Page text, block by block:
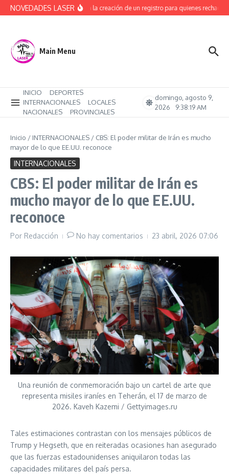
Saltar al contenido
NOVEDADES LASERAvanza la creación de un registro para quienes rechacen
Main Menu
INICIO
DEPORTES
INTERNACIONALES
LOCALES
NACIONALES
PROVINCIALES
domingo, agosto 9,
2026
9:38:19 AM
Inicio / INTERNACIONALES / CBS: El poder militar de Irán es mucho
mayor de lo que EE.UU. reconoce
INTERNACIONALES
CBS: El poder militar de Irán es
mucho mayor de lo que EE.UU.
reconoce
Por Redacción No hay comentarios 23 abril, 2026 07:06
Una reunión de conmemoración bajo un cartel de arte que
representa misiles iraníes en Teherán, el 17 de marzo de
2026. Kaveh Kazemi / Gettyimages.ru
Tales estimaciones contrastan con los mensajes públicos de
Trump y Hegseth, que en reiteradas ocasiones han asegurado
que las fuerzas estadounidenses aniquilaron todas las
capacidades militares del país persa.